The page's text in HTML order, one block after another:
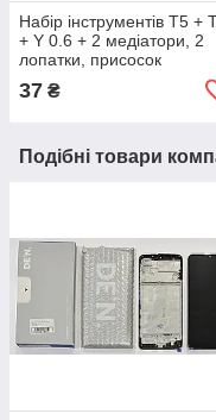
Набір інструментів T5 +
+ Y 0.6 + 2 медіатори, 2
лопатки, присосок
37 ₴
Подібні товари